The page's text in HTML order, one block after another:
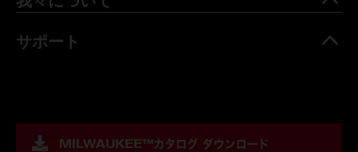
サポート
MILWAUKEE™カタログ ダウンロード